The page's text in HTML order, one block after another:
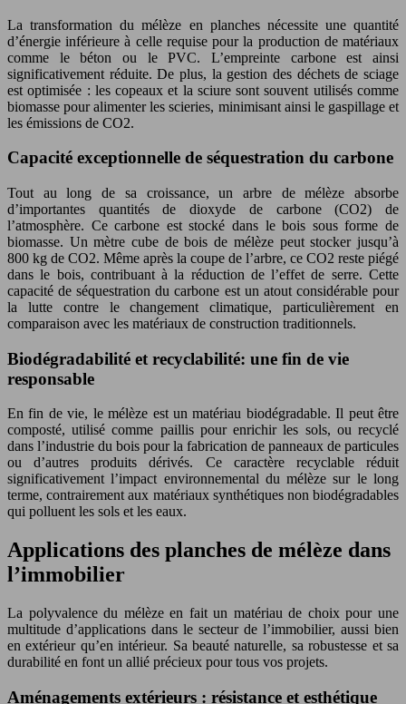
La transformation du mélèze en planches nécessite une quantité
d’énergie inférieure à celle requise pour la production de matériaux
comme le béton ou le PVC. L’empreinte carbone est ainsi
significativement réduite. De plus, la gestion des déchets de sciage
est optimisée : les copeaux et la sciure sont souvent utilisés comme
biomasse pour alimenter les scieries, minimisant ainsi le gaspillage et
les émissions de CO2.
Capacité exceptionnelle de séquestration du carbone
Tout au long de sa croissance, un arbre de mélèze absorbe
d’importantes quantités de dioxyde de carbone (CO2) de
l’atmosphère. Ce carbone est stocké dans le bois sous forme de
biomasse. Un mètre cube de bois de mélèze peut stocker jusqu’à
800 kg de CO2. Même après la coupe de l’arbre, ce CO2 reste piégé
dans le bois, contribuant à la réduction de l’effet de serre. Cette
capacité de séquestration du carbone est un atout considérable pour
la lutte contre le changement climatique, particulièrement en
comparaison avec les matériaux de construction traditionnels.
Biodégradabilité et recyclabilité: une fin de vie
responsable
En fin de vie, le mélèze est un matériau biodégradable. Il peut être
composté, utilisé comme paillis pour enrichir les sols, ou recyclé
dans l’industrie du bois pour la fabrication de panneaux de particules
ou d’autres produits dérivés. Ce caractère recyclable réduit
significativement l’impact environnemental du mélèze sur le long
terme, contrairement aux matériaux synthétiques non biodégradables
qui polluent les sols et les eaux.
Applications des planches de mélèze dans
l’immobilier
La polyvalence du mélèze en fait un matériau de choix pour une
multitude d’applications dans le secteur de l’immobilier, aussi bien
en extérieur qu’en intérieur. Sa beauté naturelle, sa robustesse et sa
durabilité en font un allié précieux pour tous vos projets.
Aménagements extérieurs : résistance et esthétique